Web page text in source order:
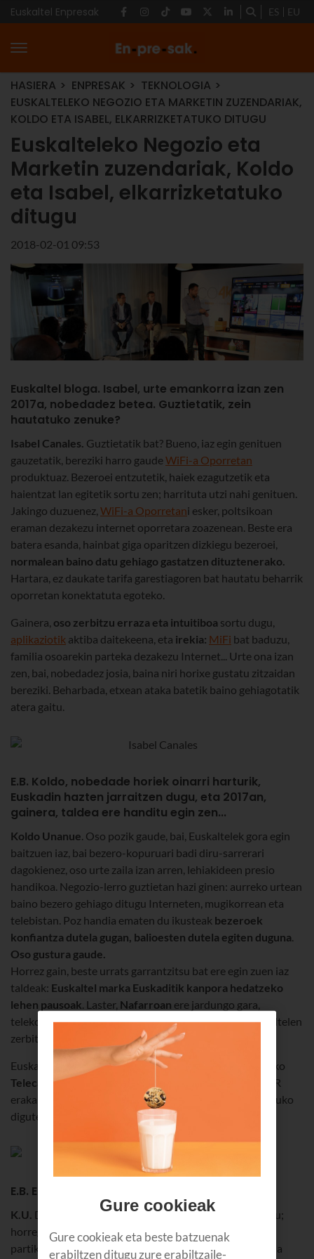
Euskaltel Enpresak ES EU
HASIERA ENPRESAK
TEKNOLOGIA
EUSKALTELEKO NEGOZIO ETA MARKETIN ZUZENDARIAK,
KOLDO ETA ISABEL, ELKARRIZKETATUKO DITUGU
Euskalteleko Negozio eta
Marketin zuzendariak, Koldo
eta Isabel, elkarrizketatuko
ditugu
2018-02-01 09:53
Euskaltel bloga. Isabel, urte emankorra izan zen
2017a, nobedadez betea. Guztietatik, zein
hautatuko zenuke?
Isabel Canales. Guztietatik bat? Bueno, iaz egin genituen
gauzetatik, bereziki harro gaudeWiFi-a Oporretan
produktuaz. Bezeroei entzutetik, haiek ezagutzetik eta
haientzat lan egitetik sortu zen; harrituta utzi nahi genituen.
Jakingo duzuenez, WiFi-a Oporretani esker, poltsikoan
eraman dezakezu internet oporretara zoazenean. Beste era
batera esanda, hainbat giga oparitzen dizkiegu bezeroei,
normalean baino datu gehiago gastatzen dituztenerako.
Hartara, ez daukate tarifa garestiagoren bat hautatu beharrik
oporretan konektatuta egoteko.
Gainera, oso zerbitzu erraza eta intuitiboa sortu dugu,
aplikaziotik aktiba daitekeena, eta irekia: MiFi bat baduzu,
familia osoarekin parteka dezakezu Internet... Urte ona izan
zen, bai, nobedadez josia, baina niri horixe gustatu zitzaidan
bereziki. Beharbada, etxean ataka batetik baino gehiagotatik
atera gaitu.
E.B. Koldo, nobedade horiek oinarri harturik,
Euskadin hazten jarraitzen dugu, eta 2017an,
gainera, taldea ere handitu egin zen...
Koldo Unanue. Oso pozik gaude, bai, Euskaltelek gora egin
baitzuen iaz, bai bezero-kopuruari badi diru-sarrerari
dagokienez, oso urte zaila izan arren, lehiakideen presio
handikoa. Negozio-lerro guztietan hazi ginen: aurreko urtean
baino bezero gehiago ditugu Interneten, mugikorrean eta
telebistan. Poz handia ematen du ikusteak bezeroek
konfiantza dutela gugan, balioesten dutela egiten duguna.
Oso gustura gaude.
Horrez gain, beste urrats garrantzitsu bat ere egin zuen iaz
taldeak: Euskaltel marka Euskaditik kanpora hedatzeko
lehen pausoak. Laster, Nafarroan ere jardungo gara,
telekomunikazio-eskaintza orokor bat eginez eta Euskaltelen
zerbitzu-kalitatea emanez.
Euskaltel taldeak, berriz, aurrera jarraitzen du: Asturiasko
Telecablebere proiektura bildu du, lehenago Galiziako R
erakarri zuen bezala. Zalantzarik gabe, hobetzen lagunduko
digute haien energiak eta esperientziak.
E.B. Eta 2018an ere hazten jarraituko al dugu?
K.U. Dudarik gabe. Egiten dugun horretan sinesten dugu;
horregatik ditugu helburu hain handiak. Aurten, bezero
partikularren merkatuan jarraitu nahi dugu hazten, baina
Gure cookieak
Gure cookieak eta beste batzuenak
erabiltzen ditugu zure erabiltzaile-